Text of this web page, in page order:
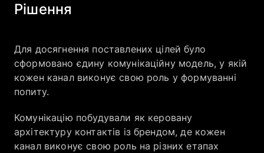
Рішення
Для досягнення поставлених цілей було
сформовано єдину комунікаційну модель, у якій
кожен канал виконує свою роль у формуванні
попиту.
Комунікацію побудували як керовану
архітектуру контактів із брендом, де кожен
канал виконує свою роль на різних етапах